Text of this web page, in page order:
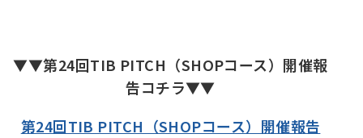
▼▼第24回TIB PITCH（SHOPコース）開催報
告コチラ▼▼
第24回TIB PITCH（SHOPコース）開催報告